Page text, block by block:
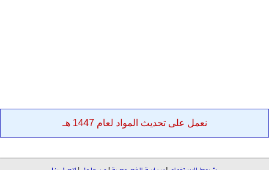
نعمل على تحديث المواد لعام 1447 هـ